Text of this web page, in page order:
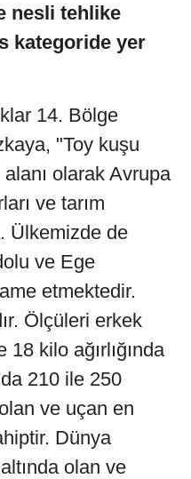
nesli tehlike
kategoride yer
14. Bölge
"Toy kuşu
olarak Avrupa
ve tarım
Ülkemizde de
ve Ege
etmektedir.
Ölçüleri erkek
kilo ağırlığında
da 210 ile 250
ve uçan en
Dünya
olan ve